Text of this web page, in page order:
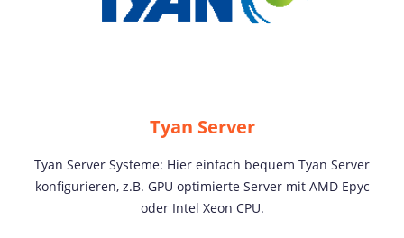
Tyan Server
Tyan Server Systeme: Hier einfach bequem Tyan Server
konfigurieren, z.B. GPU optimierte Server mit AMD Epyc
oder Intel Xeon CPU.